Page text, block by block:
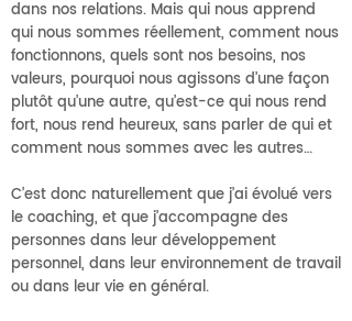
dans nos relations. Mais qui nous apprend
qui nous sommes réellement, comment nous
fonctionnons, quels sont nos besoins, nos
valeurs, pourquoi nous agissons d’une façon
plutôt qu’une autre, qu’est-ce qui nous rend
fort, nous rend heureux, sans parler de qui et
comment nous sommes avec les autres…
C’est donc naturellement que j’ai évolué vers
le coaching, et que j’accompagne des
personnes dans leur développement
personnel, dans leur environnement de travail
ou dans leur vie en général.